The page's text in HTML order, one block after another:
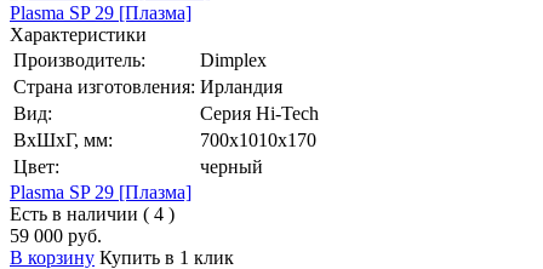
Plasma SP 29 [Плазма]
Характеристики
Производитель:
Dimplex
Страна изготовления: Ирландия
Вид:
Серия Hi-Tech
ВхШхГ, мм:
700х1010х170
Цвет:
черный
Plasma SP 29 [Плазма]
Есть в наличии ( 4 )
59 000 руб.
В корзину Купить в 1 клик